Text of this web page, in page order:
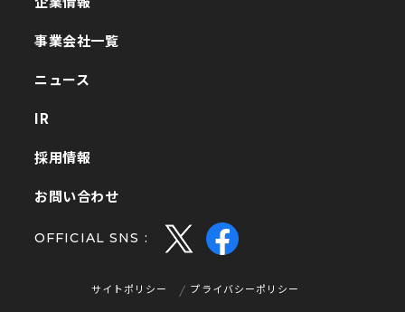
事業会社一覧
ニュース
IR
採用情報
お問い合わせ
OFFICIAL SNS :
サイトポリシー
プライバシーポリシー